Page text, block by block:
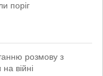
поріг
розмову з
війні